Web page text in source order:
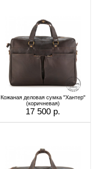
Кожаная деловая сумка "Хантер"
(коричневая)
17 500 р.